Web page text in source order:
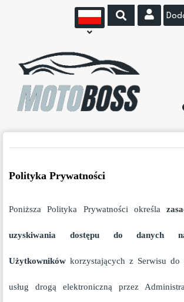
Polityka Prywatności
Poniższa Polityka Prywatności określa
uzyskiwania dostępu do danych
Użytkowników korzystających z Serwisu do
usług drogą elektroniczną przez